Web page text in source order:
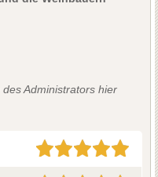
Administrators hier